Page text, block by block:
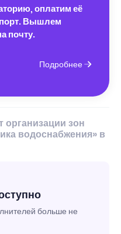
оплатим её
Вышлем
почту.
Подробнее
организации зон
водоснабжения» в
больше не